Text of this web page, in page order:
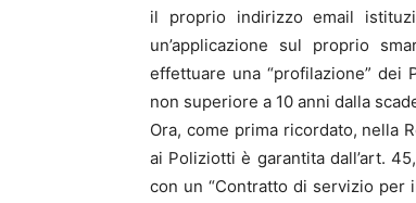
il proprio indirizzo email
un’applicazione sul proprio
effettuare una “profilazione” dei
non superiore a 10 anni dalla
Ora, come prima ricordato, nella
ai Poliziotti è garantita dall’art.
con un “Contratto di servizio per